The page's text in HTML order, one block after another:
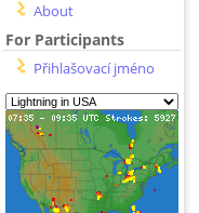
About
For Participants
Přihlašovací jméno